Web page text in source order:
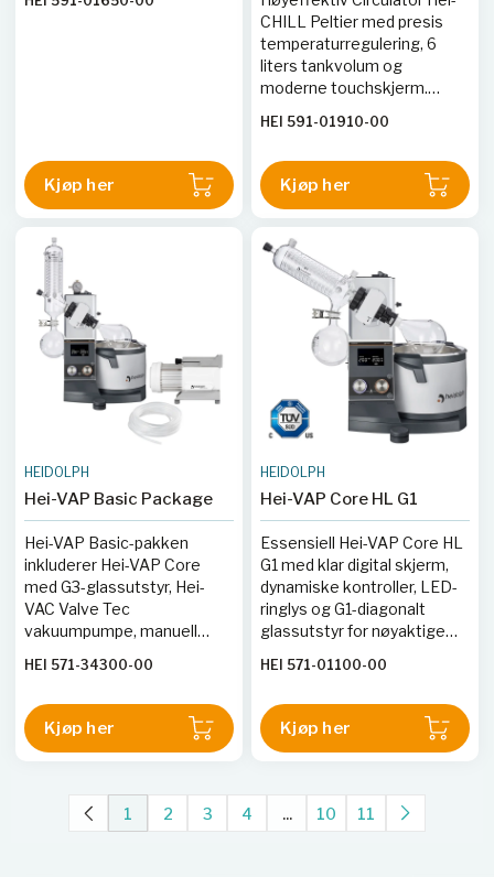
Kjøp her
CHILL Peltier med presis
temperaturregulering, 6
liters tankvolum og
moderne touchskjerm.
temperaturstyringsoppgaver.
HEI 591-01910-00
Kjøp her
HEIDOLPH
Hei-VAP Basic Package
Hei-VAP Basic-pakken
inkluderer Hei-VAP Core
med G3-glassutstyr, Hei-
VAC Valve Tec
vakuumpumpe, manuell
rørsett.
HEI 571-34300-00
Kjøp her
HEIDOLPH
Hei-VAP Core HL G1
Essensiell Hei-VAP Core HL
G1 med klar digital skjerm,
dynamiske kontroller, LED-
ringlys og G1-diagonalt
glassutstyr for nøyaktige
HEI 571-01100-00
Kjøp her
1 2 3 4 ... 10 11